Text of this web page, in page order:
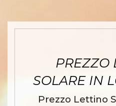
PREZZO
SOLARE IN
Prezzo Lettino